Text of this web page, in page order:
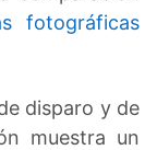
fotográficas
disparo y de
muestra un